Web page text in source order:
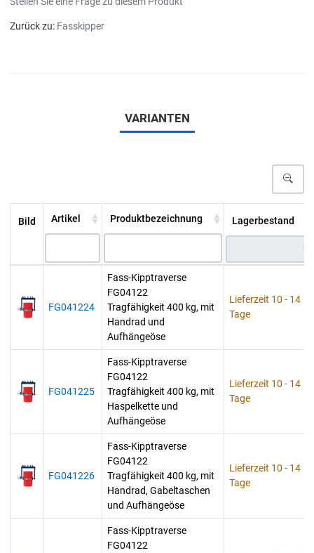
Zurück zu: Fasskipper
VARIANTEN
Bild Artikel Produktbezeichnung Lagerbestand
FG041224
Fass-Kipptraverse
FG04122
Tragfähigkeit 400 kg, mit
Handrad und
Aufhängeöse
Lieferzeit 10 - 14
Tage
FG041225
Fass-Kipptraverse
FG04122
Tragfähigkeit 400 kg, mit
Haspelkette und
Aufhängeöse
Lieferzeit 10 - 14
Tage
FG041226
Fass-Kipptraverse
FG04122
Tragfähigkeit 400 kg, mit
Handrad, Gabeltaschen
und Aufhängeöse
Lieferzeit 10 - 14
Tage
Fass-Kipptraverse
FG04122